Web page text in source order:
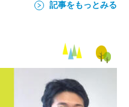
記事をもっとみる